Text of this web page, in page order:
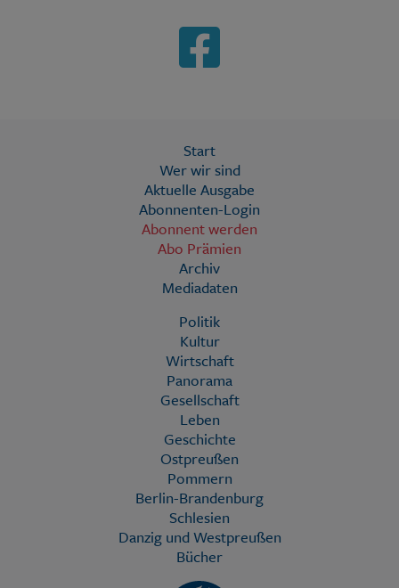
Start
Wer wir sind
Aktuelle Ausgabe
Abonnenten-Login
Abonnent werden
Abo Prämien
Archiv
Mediadaten
Politik
Kultur
Wirtschaft
Panorama
Gesellschaft
Leben
Geschichte
Ostpreußen
Pommern
Berlin-Brandenburg
Schlesien
Danzig und Westpreußen
Bücher